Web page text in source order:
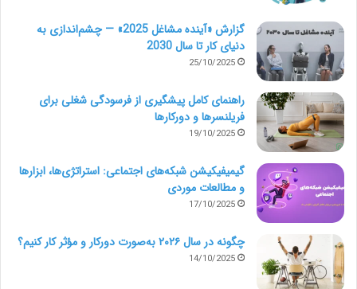
یادداشت کنید. این فهرست می تواند شامل موارد زیر باشد:
پرونده های مالیاتی ماهانه
اظهارنامه های سود و زیان
پرداخت های هزینه های روزانه
فرم های ثبت درآمد
بررسی سپرده ها و سایر معاملات
تعدیل حساب های بانکی
صورتحساب مشتریان مستقیم
گزارش «آینده مشاغل 2025» — چشم‌اندازی به
دنیای کار تا سال 2030
25/10/2025
راهنمای کامل پیشگیری از فرسودگی شغلی برای
فریلنسرها و دورکارها
19/10/2025
گیمیفیکیشن شبکه‌های اجتماعی: استراتژی‌ها، ابزارها
و مطالعات موردی
17/10/2025
چگونه در سال ۲۰۲۶ به‌صورت دورکار و مؤثر کار کنیم؟
14/10/2025